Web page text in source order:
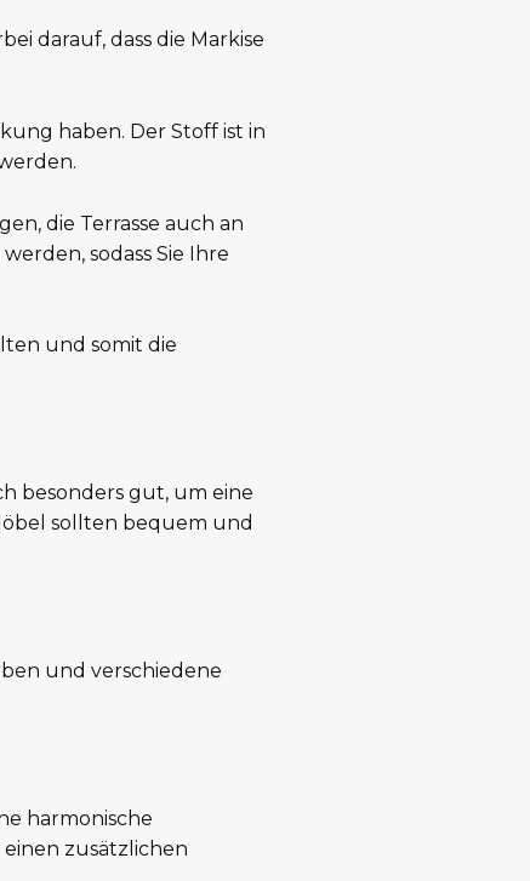
darauf, dass die Markise
haben. Der Stoff ist in
die Terrasse auch an
sodass Sie Ihre
und somit die
besonders gut, um eine
sollten bequem und
und verschiedene
harmonische
zusätzlichen